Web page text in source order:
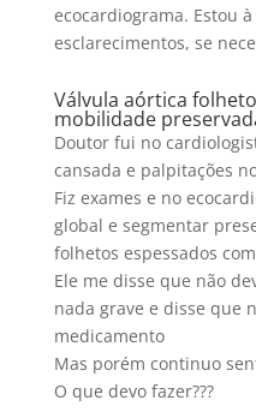
ecocardiograma. Estou
esclarecimentos, se
Válvula aórtica
mobilidade
Doutor fui no
cansada e palpitações
Fiz exames e no
global e segmentar
folhetos espessados
Ele me disse que não
nada grave e disse que
medicamento
Mas porém continuo
O que devo fazer???